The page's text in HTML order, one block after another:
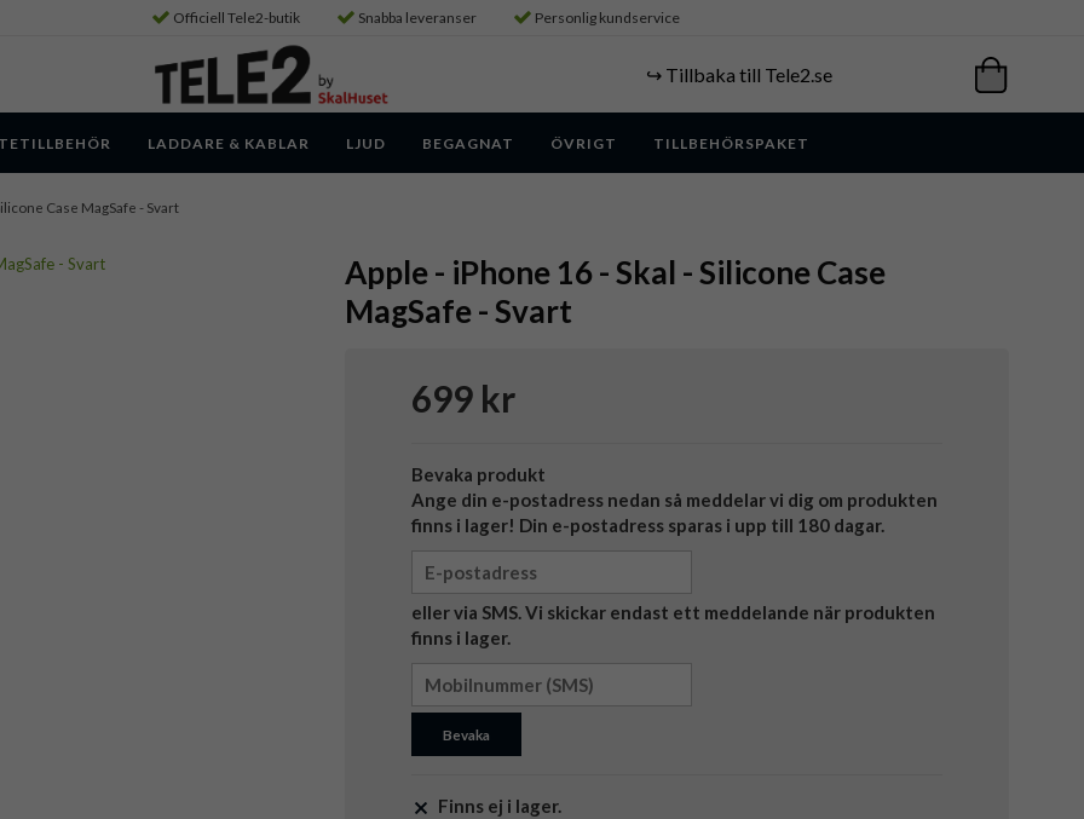
Officiell Tele2-butik Snabba leveranser Personlig kundservice
↪️ Tillbaka till Tele2.se
LADDARE & KABLAR LJUD BEGAGNAT ÖVRIGT TILLBEHÖRSPAKET
Case MagSafe - Svart
Apple - iPhone 16 - Skal - Silicone Case
MagSafe - Svart
699 kr
Bevaka produkt
Ange din e-postadress nedan så meddelar vi dig om produkten
finns i lager! Din e-postadress sparas i upp till 180 dagar.
eller via SMS. Vi skickar endast ett meddelande när produkten
finns i lager.
Bevaka
Finns ej i lager.